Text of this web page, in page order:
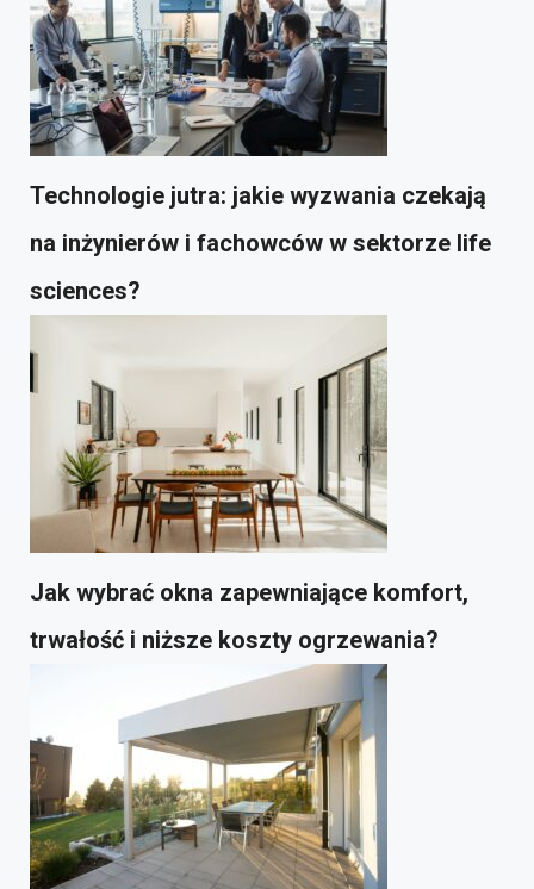
Technologie jutra: jakie wyzwania czekają
na inżynierów i fachowców w sektorze life
sciences?
Jak wybrać okna zapewniające komfort,
trwałość i niższe koszty ogrzewania?